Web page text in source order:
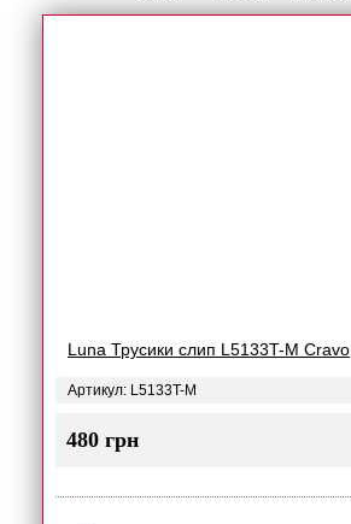
Luna Трусики слип L5133T-M Cravo
Артикул: L5133T-M
480 грн